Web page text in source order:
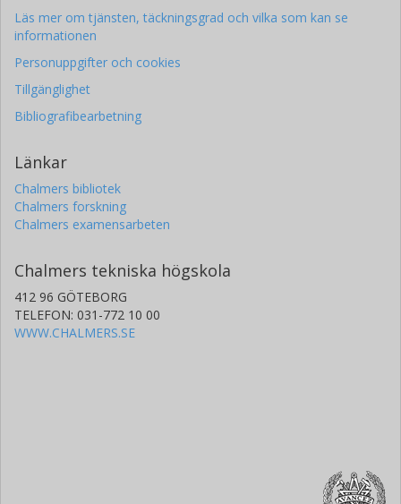
Läs mer om tjänsten, täckningsgrad och vilka som kan se
informationen
Personuppgifter och cookies
Tillgänglighet
Bibliografibearbetning
Länkar
Chalmers bibliotek
Chalmers forskning
Chalmers examensarbeten
Chalmers tekniska högskola
412 96 GÖTEBORG
TELEFON: 031-772 10 00
WWW.CHALMERS.SE